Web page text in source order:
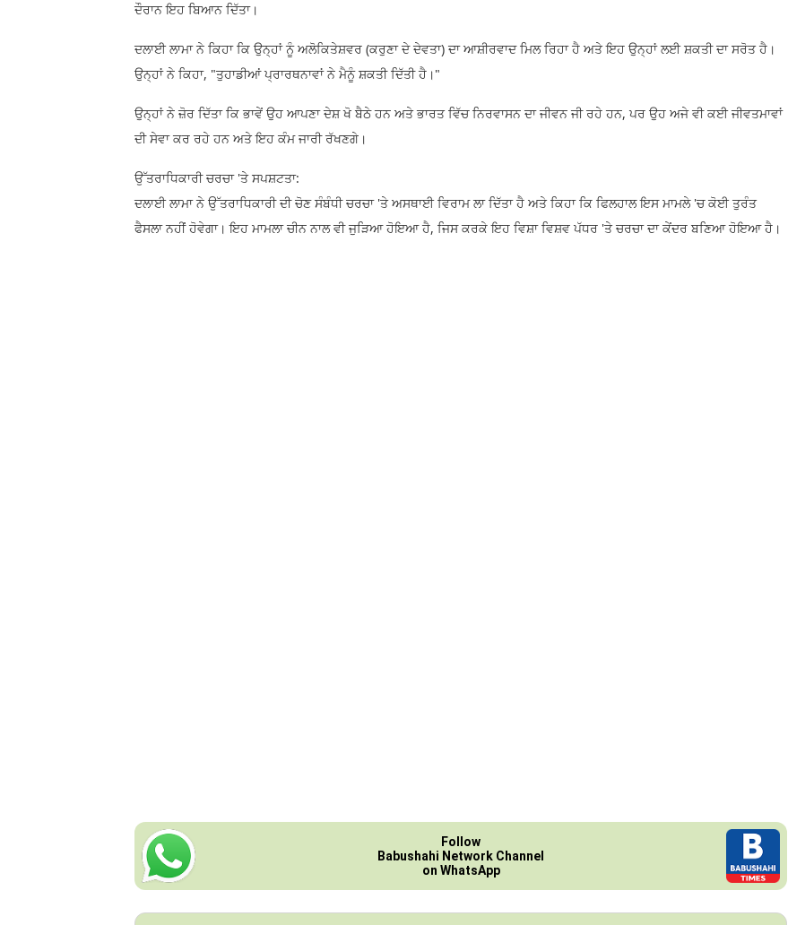
ਦੌਰਾਨ ਇਹ ਬਿਆਨ ਦਿੱਤਾ।
ਦਲਾਈ ਲਾਮਾ ਨੇ ਕਿਹਾ ਕਿ ਉਨ੍ਹਾਂ ਨੂੰ ਅਲੋਕਿਤੇਸ਼ਵਰ (ਕਰੁਣਾ ਦੇ ਦੇਵਤਾ) ਦਾ ਆਸ਼ੀਰਵਾਦ ਮਿਲ ਰਿਹਾ ਹੈ ਅਤੇ ਇਹ ਉਨ੍ਹਾਂ ਲਈ ਸ਼ਕਤੀ ਦਾ ਸਰੋਤ ਹੈ।
ਉਨ੍ਹਾਂ ਨੇ ਕਿਹਾ, "ਤੁਹਾਡੀਆਂ ਪ੍ਰਾਰਥਨਾਵਾਂ ਨੇ ਮੈਨੂੰ ਸ਼ਕਤੀ ਦਿੱਤੀ ਹੈ।"
ਉਨ੍ਹਾਂ ਨੇ ਜ਼ੋਰ ਦਿੱਤਾ ਕਿ ਭਾਵੇਂ ਉਹ ਆਪਣਾ ਦੇਸ਼ ਖੋ ਬੈਠੇ ਹਨ ਅਤੇ ਭਾਰਤ ਵਿੱਚ ਨਿਰਵਾਸਨ ਦਾ ਜੀਵਨ ਜੀ ਰਹੇ ਹਨ, ਪਰ ਉਹ ਅਜੇ ਵੀ ਕਈ ਜੀਵਤਮਾਵਾਂ
ਦੀ ਸੇਵਾ ਕਰ ਰਹੇ ਹਨ ਅਤੇ ਇਹ ਕੰਮ ਜਾਰੀ ਰੱਖਣਗੇ।
ਉੱਤਰਾਧਿਕਾਰੀ ਚਰਚਾ 'ਤੇ ਸਪਸ਼ਟਤਾ:
ਦਲਾਈ ਲਾਮਾ ਨੇ ਉੱਤਰਾਧਿਕਾਰੀ ਦੀ ਚੋਣ ਸੰਬੰਧੀ ਚਰਚਾ 'ਤੇ ਅਸਥਾਈ ਵਿਰਾਮ ਲਾ ਦਿੱਤਾ ਹੈ ਅਤੇ ਕਿਹਾ ਕਿ ਫਿਲਹਾਲ ਇਸ ਮਾਮਲੇ 'ਚ ਕੋਈ ਤੁਰੰਤ
ਫੈਸਲਾ ਨਹੀਂ ਹੋਵੇਗਾ। ਇਹ ਮਾਮਲਾ ਚੀਨ ਨਾਲ ਵੀ ਜੁੜਿਆ ਹੋਇਆ ਹੈ, ਜਿਸ ਕਰਕੇ ਇਹ ਵਿਸ਼ਾ ਵਿਸ਼ਵ ਪੱਧਰ 'ਤੇ ਚਰਚਾ ਦਾ ਕੇਂਦਰ ਬਣਿਆ ਹੋਇਆ ਹੈ।
Follow
Babushahi Network Channel
on WhatsApp